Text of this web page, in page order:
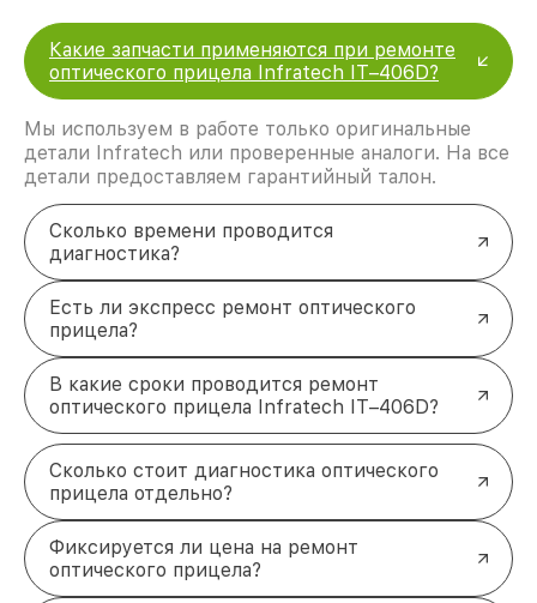
Какие запчасти применяются при ремонте
оптического прицела Infratech IT–406D?
Мы используем в работе только оригинальные
детали Infratech или проверенные аналоги. На все
детали предоставляем гарантийный талон.
Сколько времени проводится
диагностика?
Есть ли экспресс ремонт оптического
прицела?
В какие сроки проводится ремонт
оптического прицела Infratech IT–406D?
Сколько стоит диагностика оптического
прицела отдельно?
Фиксируется ли цена на ремонт
оптического прицела?